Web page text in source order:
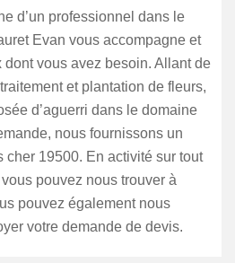
d’un professionnel dans le
Evan vous accompagne et
dont vous avez besoin. Allant de
et plantation de fleurs,
d’aguerri dans le domaine
nous fournissons un
cher 19500. En activité sur tout
pouvez nous trouver à
pouvez également nous
votre demande de devis.